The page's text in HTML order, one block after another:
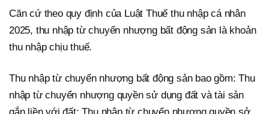
Căn cứ theo quy định của Luật Thuế thu nhập cá nhân
2025, thu nhập từ chuyển nhượng bất động sản là khoản
thu nhập chịu thuế.
Thu nhập từ chuyển nhượng bất động sản bao gồm: Thu
nhập từ chuyển nhượng quyền sử dụng đất và tài sản